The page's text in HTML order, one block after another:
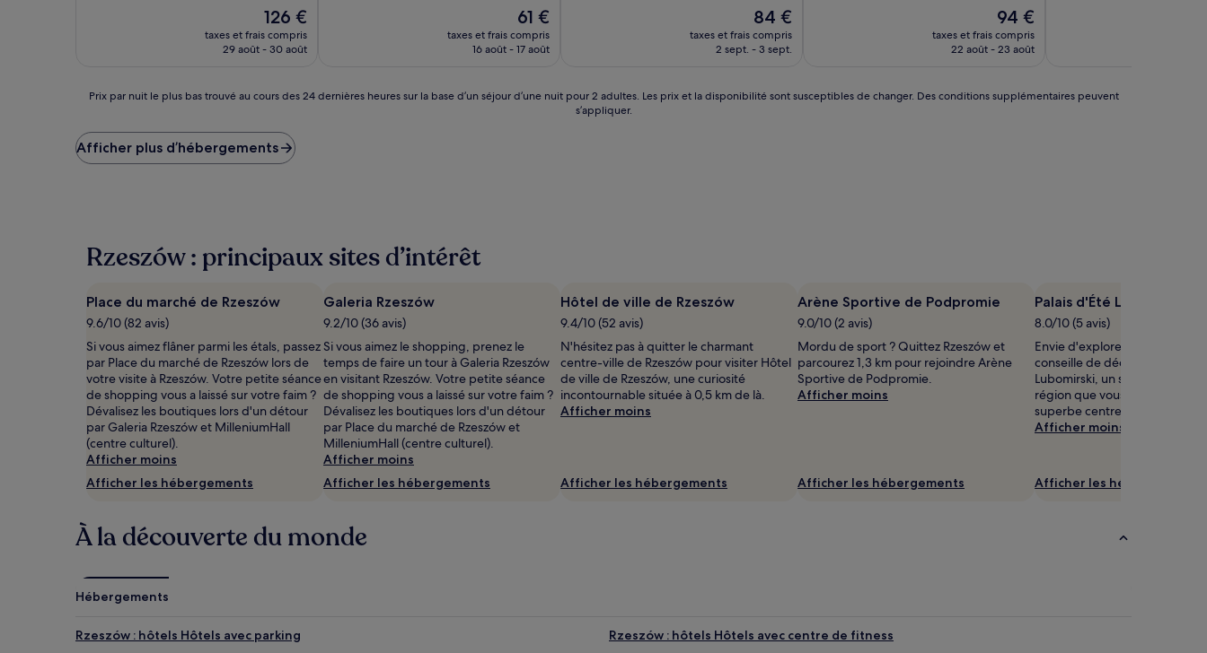
Le
nouveau
prix
126 €
126 €
taxes et frais compris
29 août - 30 août
Le
nouveau
prix
61 €
61 €
taxes et frais compris
16 août - 17 août
Le
nouveau
prix
84 €
84 €
taxes et frais compris
2 sept. - 3 sept.
Le
nouveau
prix
94 €
94 €
taxes et frais compris
22 août - 23 août
Prix
nuit
le
plus
24 dernières
base
d’un
séjour
d’une
nuit
pour
2 adultes.
Les
prix
susceptibles
de
Des
conditions
peuvent
s’appliquer.
Prix par nuit le plus bas trouvé au cours des 24 dernières heures sur la base d’un séjour d’une nuit pour 2 adultes. Les prix et la disponibilité sont susceptibles de changer. Des conditions supplémentaires peuvent
s’appliquer.
Afficher plus d’hébergements
Rzeszów : principaux sites d’intérêt
Place du marché de Rzeszów
9.6/10 (82 avis)
Si vous aimez flâner parmi les étals, passez
par Place du marché de Rzeszów lors de
votre visite à Rzeszów. Votre petite séance
de shopping vous a laissé sur votre faim ?
Dévalisez les boutiques lors d'un détour
par Galeria Rzeszów et MilleniumHall
(centre culturel).
Afficher moins
Afficher les hébergements
Galeria Rzeszów
9.2/10 (36 avis)
Si vous aimez le shopping, prenez le
temps de faire un tour à Galeria Rzeszów
en visitant Rzeszów. Votre petite séance
de shopping vous a laissé sur votre faim ?
Dévalisez les boutiques lors d'un détour
par Place du marché de Rzeszów et
MilleniumHall (centre culturel).
Afficher moins
Afficher les hébergements
Hôtel de ville de Rzeszów
9.4/10 (52 avis)
N'hésitez pas à quitter le charmant
centre-ville de Rzeszów pour visiter Hôtel
de ville de Rzeszów, une curiosité
incontournable située à 0,5 km de là.
Afficher moins
Afficher les hébergements
Arène Sportive de Podpromie
9.0/10 (2 avis)
Mordu de sport ? Quittez Rzeszów et
parcourez 1,3 km pour rejoindre Arène
Sportive de Podpromie.
Afficher moins
Afficher les hébergements
Palais d'Été Lubomirski
8.0/10 (5 avis)
Envie d'explorer les environs ?
conseille de découvrir Palais
Lubomirski, un site
région que vous trouverez à
superbe centre-ville qu'abrite
Afficher moins
Afficher les hébergements
À la découverte du monde
Hébergements
Rzeszów : hôtels Hôtels avec parking
Rzeszów : hôtels Hôtels avec centre de fitness